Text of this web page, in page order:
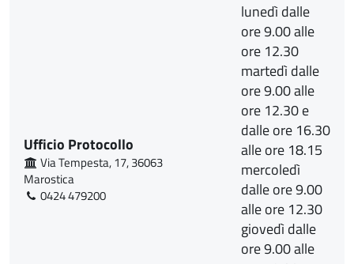
Ufficio Protocollo
Via Tempesta, 17, 36063
Marostica
0424 479200
lunedì dalle
ore 9.00 alle
ore 12.30
martedì dalle
ore 9.00 alle
ore 12.30 e
dalle ore 16.30
alle ore 18.15
mercoledì
dalle ore 9.00
alle ore 12.30
giovedì dalle
ore 9.00 alle